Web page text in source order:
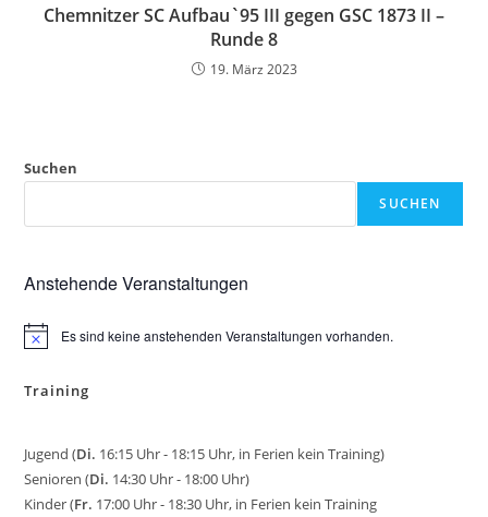
Chemnitzer SC Aufbau`95 III gegen GSC 1873 II –
Runde 8
19. März 2023
Suchen
SUCHEN
Anstehende Veranstaltungen
H
w
s
Es sind keine anstehenden Veranstaltungen vorhanden.
Training
Jugend (Di. 16:15 Uhr - 18:15 Uhr, in Ferien kein Training)
Senioren (Di. 14:30 Uhr - 18:00 Uhr)
Kinder (Fr. 17:00 Uhr - 18:30 Uhr, in Ferien kein Training